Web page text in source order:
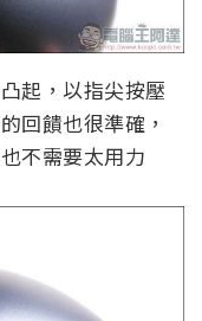
起，以指尖按壓
回饋也很準確，
不需要太用力